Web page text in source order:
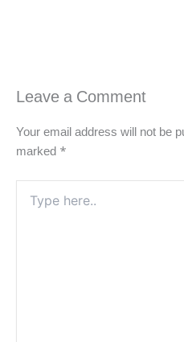
Leave a Comment
Your email address will not be
marked *
here..